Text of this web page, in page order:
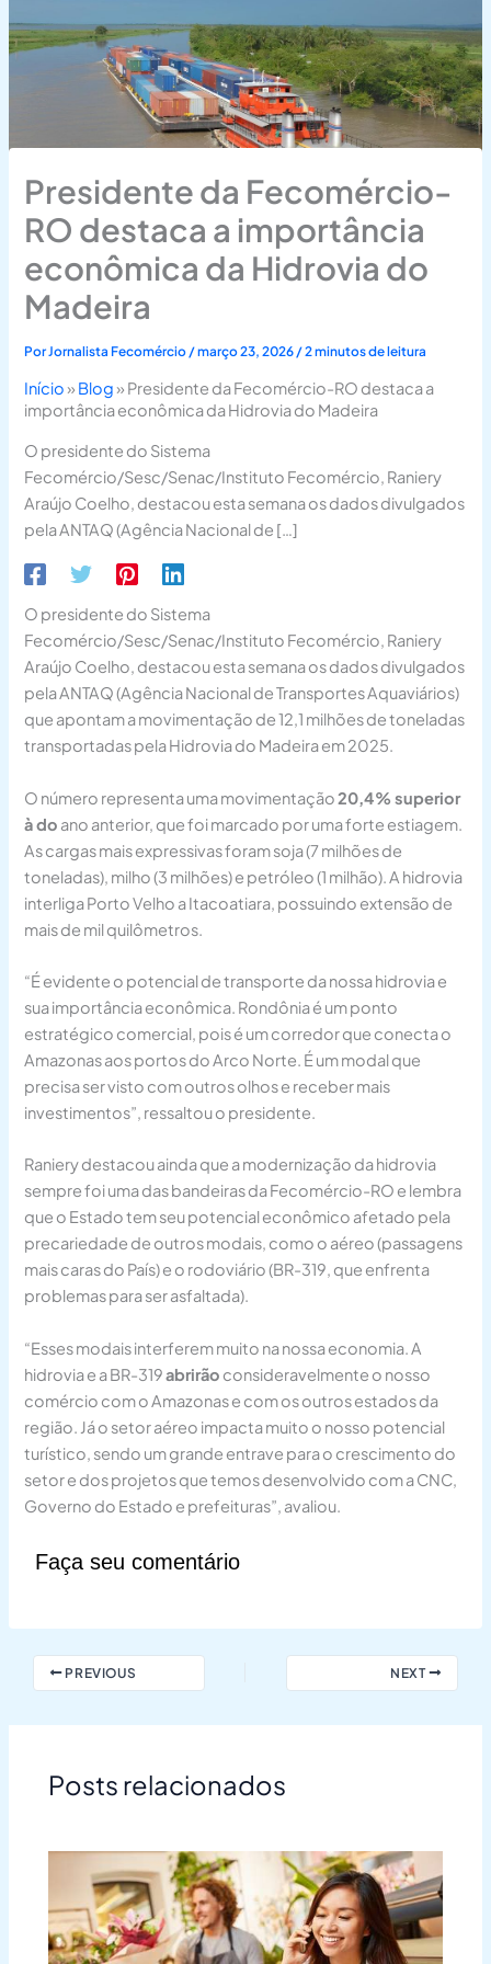
Presidente da Fecomércio-
RO destaca a importância
econômica da Hidrovia do
Madeira
PorJornalista Fecomércio /março 23, 2026 /2 minutos de leitura
Início» Blog» Presidente da Fecomércio-RO destaca a
importância econômica da Hidrovia do Madeira
O presidente do Sistema
Fecomércio/Sesc/Senac/Instituto Fecomércio, Raniery
Araújo Coelho, destacou esta semana os dados divulgados
pela ANTAQ (Agência Nacional de […]
O presidente do Sistema
Fecomércio/Sesc/Senac/Instituto Fecomércio, Raniery
Araújo Coelho, destacou esta semana os dados divulgados
pela ANTAQ (Agência Nacional de Transportes Aquaviários)
que apontam a movimentação de 12,1 milhões de toneladas
transportadas pela Hidrovia do Madeira em 2025.
O número representa uma movimentação20,4% superior
à do ano anterior, que foi marcado por uma forte estiagem.
As cargas mais expressivas foram soja (7 milhões de
toneladas), milho (3 milhões) e petróleo (1 milhão). A hidrovia
interliga Porto Velho a Itacoatiara, possuindo extensão de
mais de mil quilômetros.
“É evidente o potencial de transporte da nossa hidrovia e
sua importância econômica. Rondônia é um ponto
estratégico comercial, pois é um corredor que conecta o
Amazonas aos portos do Arco Norte. É um modal que
precisa ser visto com outros olhos e receber mais
investimentos”, ressaltou o presidente.
Raniery destacou ainda que a modernização da hidrovia
sempre foi uma das bandeiras da Fecomércio-RO e lembra
que o Estado tem seu potencial econômico afetado pela
precariedade de outros modais, como o aéreo (passagens
mais caras do País) e o rodoviário (BR-319, que enfrenta
problemas para ser asfaltada).
“Esses modais interferem muito na nossa economia. A
hidrovia e a BR-319abrirão consideravelmente o nosso
comércio com o Amazonas e com os outros estados da
região. Já o setor aéreo impacta muito o nosso potencial
turístico, sendo um grande entrave para o crescimento do
setor e dos projetos que temos desenvolvido com a CNC,
Governo do Estado e prefeituras”, avaliou.
Faça seu comentário
PREVIOUS NEXT
Posts relacionados